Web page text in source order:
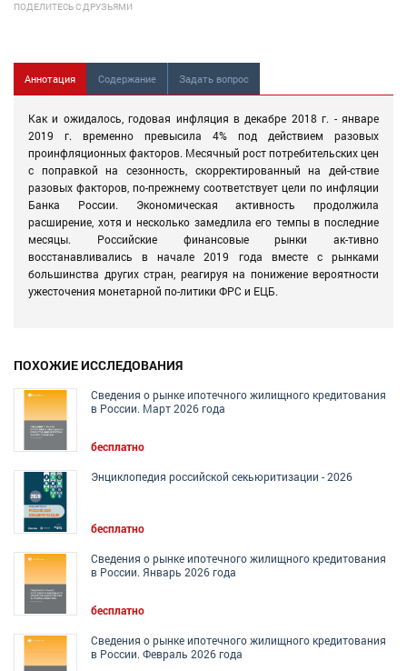
ПОДЕЛИТЕСЬ С ДРУЗЬЯМИ
Аннотация Содержание Задать вопрос
Как и ожидалось, годовая инфляция в декабре 2018 г. - январе
2019 г. временно превысила 4% под действием разовых
проинфляционных факторов. Месячный рост потребительских цен
с поправкой на сезонность, скорректированный на дей-ствие
разовых факторов, по-прежнему соответствует цели по инфляции
Банка России. Экономическая активность продолжила
расширение, хотя и несколько замедлила его темпы в последние
месяцы. Российские финансовые рынки ак-тивно
восстанавливались в начале 2019 года вместе с рынками
большинства других стран, реагируя на понижение вероятности
ужесточения монетарной по-литики ФРС и ЕЦБ.
ПОХОЖИЕ ИССЛЕДОВАНИЯ
Сведения о рынке ипотечного жилищного кредитования
в России. Март 2026 года
бесплатно
Энциклопедия российской секьюритизации - 2026
бесплатно
Сведения о рынке ипотечного жилищного кредитования
в России. Январь 2026 года
бесплатно
Сведения о рынке ипотечного жилищного кредитования
в России. Февраль 2026 года